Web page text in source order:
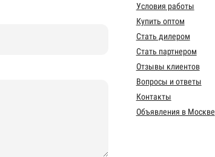
Условия работы
Купить оптом
Стать дилером
Стать партнером
Отзывы клиентов
Вопросы и ответы
Контакты
Объявления в Москве